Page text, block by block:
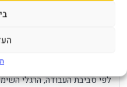
קליטה, זמן סוללה ובהירות
יותר. לפני הפעלה ראשונה
מהגדרות ברירת המחדל. לאחר
לפי סביבת העבודה, הרגלי